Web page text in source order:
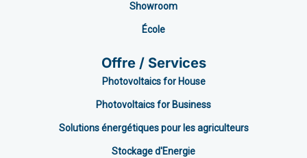
Showroom
École
Offre / Services
Photovoltaics for House
Photovoltaics for Business
Solutions énergétiques pour les agriculteurs
Stockage d'Energie